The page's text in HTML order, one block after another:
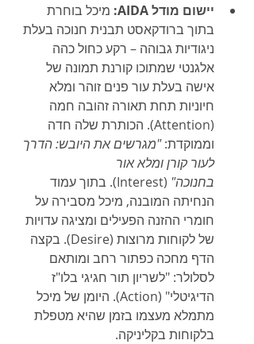
יישום מודל AIDA:
מיכל בוחרת
בתוך ברודקאסט תבנית חנוכה בעלת
ניגודיות גבוהה – רקע כחול כהה
אלגנטי שמתוכו קורנת תמונה של
אישה בעלת עור פנים זוהר ומלא
חיוניות תחת תאורה זהובה חמה
(Attention). הכותרת שלה חדה
וממוקדת: "מגרשים את היובש: הדרך
לעור קורן ומלא אור
בחנוכה"
(Interest). בתוך עמוד
הנחיתה המובנה, מיכל מסבירה על
חומרי ההזנה הפעילים ומציגה עדויות
של לקוחות מרוצות (Desire). בקצה
הדף מחכה כפתור רחב ומותאם
לסלולר: "לשריון תור חגיגי בלו"ז
הדיגיטלי" (Action). היומן של מיכל
מתמלא מעצמו בזמן שהיא מטפלת
בלקוחות בקליניקה.